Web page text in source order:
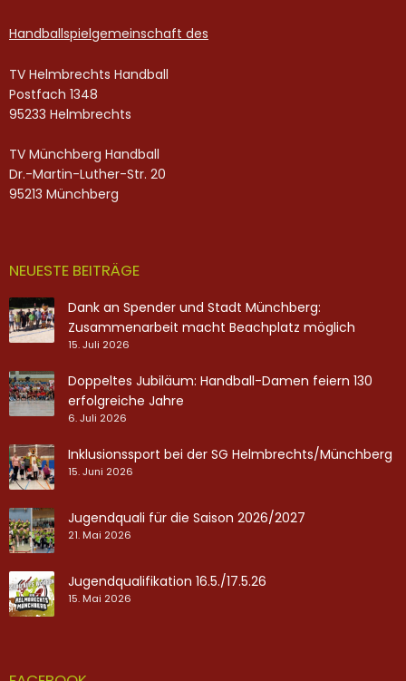
Handballspielgemeinschaft des
TV Helmbrechts Handball
Postfach 1348
95233 Helmbrechts
TV Münchberg Handball
Dr.-Martin-Luther-Str. 20
95213 Münchberg
NEUESTE BEITRÄGE
Dank an Spender und Stadt Münchberg:
Zusammenarbeit macht Beachplatz möglich
15. Juli 2026
Doppeltes Jubiläum: Handball-Damen feiern 130
erfolgreiche Jahre
6. Juli 2026
Inklusionssport bei der SG Helmbrechts/Münchberg
15. Juni 2026
Jugendquali für die Saison 2026/2027
21. Mai 2026
Jugendqualifikation 16.5./17.5.26
15. Mai 2026